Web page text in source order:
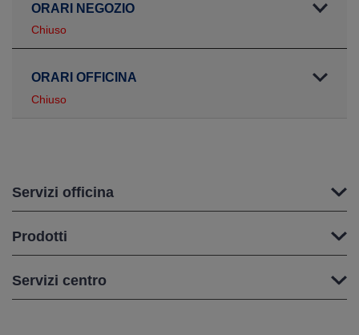
ORARI NEGOZIO
Chiuso
ORARI OFFICINA
Chiuso
Servizi officina
Prodotti
Servizi centro